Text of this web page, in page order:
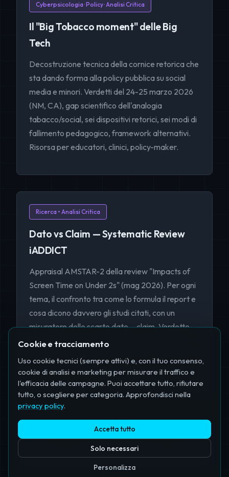
Cyberpsicologia · Policy · Analisi Critica
Il "Big Tobacco moment" delle Big
Tech
Decostruzione tecnica della cornice retorica che
sta dando forma alla policy pubblica su social
media e minori. Verdetti del 24-25 marzo 2026
(NM, CA), gap scientifico dell'analogia
tabacco/social, sei dispositivi retorici, sei modi di
fallimento pedagogico, framework alternativi.
Risorsa per educatori, clinici, policy-maker.
Ricerca • Analisi Critica
Dato vs Claim — Systematic Review
iADDICT
Appraisal AMSTAR-2 della review "Impacts of
Screen Time on Under 2s" (mag 2026). Per ogni
tema, il confronto tra come lo formula il report e
cosa dicono davvero gli studi citati, con un
misuratore dello scarto dato→claim. Verdetto
Critically Low: dove il linguaggio si irrigidisce da
cattura da advocacy.
Risorse create da Ivan Ferrero — 2026
← Torna alla homepage
Cookie e tracciamento
Uso cookie tecnici (sempre attivi) e, con il tuo consenso,
cookie di analisi e marketing per misurare il traffico e
l'efficacia delle campagne. Puoi accettare tutto, rifiutare
tutto, o scegliere per categoria. Approfondisci nella
privacy policy.
Accetta tutto
Solo necessari
Personalizza